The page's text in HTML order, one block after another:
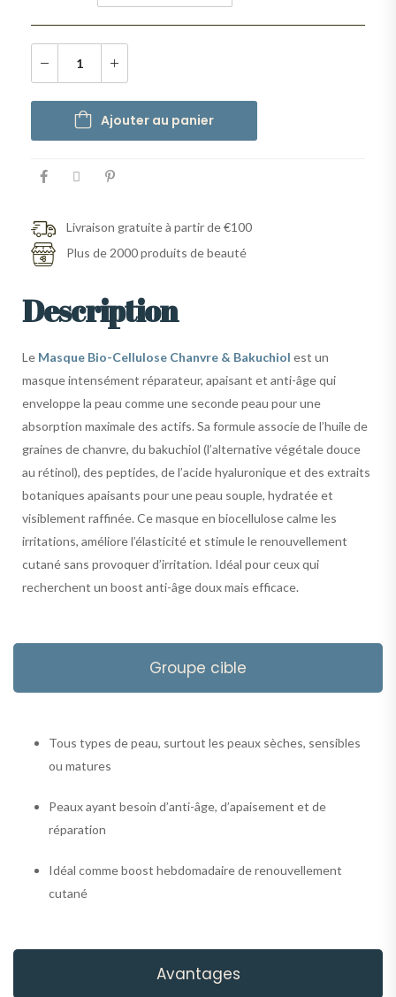
Ajouter au panier
Livraison gratuite à partir de €100
Plus de 2000 produits de beauté
Description
Le Masque Bio-Cellulose Chanvre & Bakuchiol est un
masque intensément réparateur, apaisant et anti-âge qui
enveloppe la peau comme une seconde peau pour une
absorption maximale des actifs. Sa formule associe de l’huile de
graines de chanvre, du bakuchiol (l’alternative végétale douce
au rétinol), des peptides, de l’acide hyaluronique et des extraits
botaniques apaisants pour une peau souple, hydratée et
visiblement raffinée. Ce masque en biocellulose calme les
irritations, améliore l’élasticité et stimule le renouvellement
cutané sans provoquer d’irritation. Idéal pour ceux qui
recherchent un boost anti-âge doux mais efficace.
Groupe cible
Avantages
Tous types de peau, surtout les peaux sèches, sensibles
ou matures
Peaux ayant besoin d’anti-âge, d’apaisement et de
réparation
Idéal comme boost hebdomadaire de renouvellement
cutané